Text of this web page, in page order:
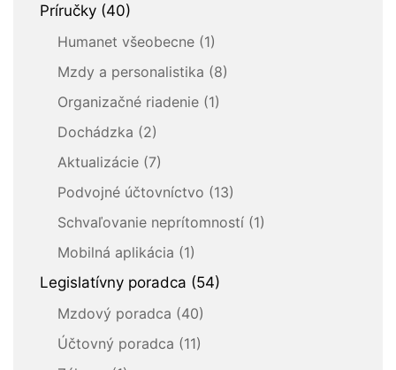
Príručky (40)
Humanet všeobecne (1)
Mzdy a personalistika (8)
Organizačné riadenie (1)
Dochádzka (2)
Aktualizácie (7)
Podvojné účtovníctvo (13)
Schvaľovanie neprítomností (1)
Mobilná aplikácia (1)
Legislatívny poradca (54)
Mzdový poradca (40)
Účtovný poradca (11)